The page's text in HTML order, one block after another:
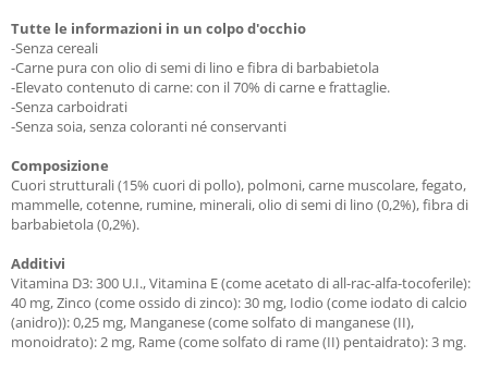
Tutte le informazioni in un colpo d'occhio
-Senza cereali
-Carne pura con olio di semi di lino e fibra di barbabietola
-Elevato contenuto di carne: con il 70% di carne e frattaglie.
-Senza carboidrati
-Senza soia, senza coloranti né conservanti
Composizione
Cuori strutturali (15% cuori di pollo), polmoni, carne muscolare, fegato,
mammelle, cotenne, rumine, minerali, olio di semi di lino (0,2%), fibra di
barbabietola (0,2%).
Additivi
Vitamina D3: 300 U.I., Vitamina E (come acetato di all-rac-alfa-tocoferile):
40 mg, Zinco (come ossido di zinco): 30 mg, Iodio (come iodato di calcio
(anidro)): 0,25 mg, Manganese (come solfato di manganese (II),
monoidrato): 2 mg, Rame (come solfato di rame (II) pentaidrato): 3 mg.